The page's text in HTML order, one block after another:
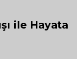
ile Hayata